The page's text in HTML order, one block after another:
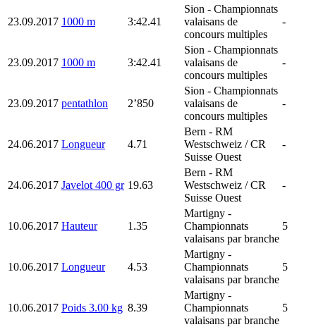
23.09.2017 1000 m 3:42.41
Sion - Championnats
valaisans de
concours multiples
-
23.09.2017 1000 m 3:42.41
Sion - Championnats
valaisans de
concours multiples
-
23.09.2017 pentathlon 2’850
Sion - Championnats
valaisans de
concours multiples
-
24.06.2017 Longueur 4.71
Bern - RM
Westschweiz / CR
Suisse Ouest
-
24.06.2017 Javelot 400 gr 19.63
Bern - RM
Westschweiz / CR
Suisse Ouest
-
10.06.2017 Hauteur 1.35
Martigny -
Championnats
valaisans par branche
5
10.06.2017 Longueur 4.53
Martigny -
Championnats
valaisans par branche
5
10.06.2017 Poids 3.00 kg 8.39
Martigny -
Championnats
valaisans par branche
5